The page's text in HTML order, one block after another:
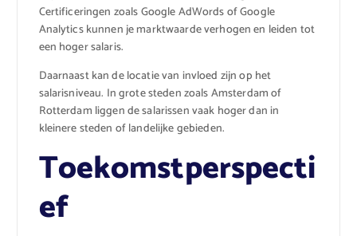
Certificeringen zoals Google AdWords of Google
Analytics kunnen je marktwaarde verhogen en leiden tot
een hoger salaris.
Daarnaast kan de locatie van invloed zijn op het
salarisniveau. In grote steden zoals Amsterdam of
Rotterdam liggen de salarissen vaak hoger dan in
kleinere steden of landelijke gebieden.
Toekomstperspecti
ef